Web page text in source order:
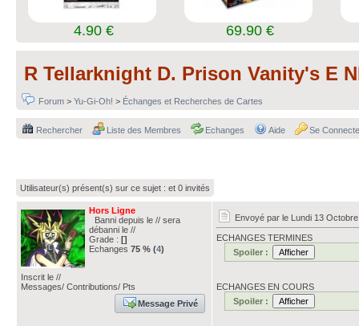
4.90 € 69.90 €
R Tellarknight D. Prison Vanity's E
Forum > Yu-Gi-Oh! > Échanges et Recherches de Cartes
Rechercher Liste des Membres Echanges Aide Se
Utilisateur(s) présent(s) sur ce sujet : et 0 invités
Hors Ligne
Banni depuis le // sera
débanni le //
Grade : []
Echanges 75 % (4)
Inscrit le //
Messages/ Contributions/ Pts
Message Privé
Envoyé par le Lundi 13
ECHANGES TERMINES
Spoiler :
ECHANGES EN COURS
Spoiler :